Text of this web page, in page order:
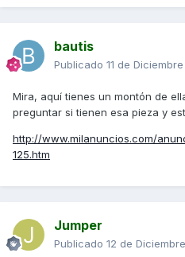
bautis
Publicado 11 de
Mira, aquí tienes un montón de
preguntar si tienen esa pieza y
http://www.milanuncios.com/
125.htm
Jumper
Publicado 12 de